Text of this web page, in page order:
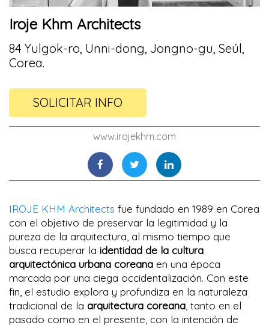
Iroje Khm Architects
84 Yulgok-ro, Unni-dong, Jongno-gu, Seúl,
Corea.
SOLICITAR INFO
www.irojekhm.com
IROJE KHM Architects fue fundado en 1989 en Corea
con el objetivo de preservar la legitimidad y la
pureza de la arquitectura, al mismo tiempo que
busca recuperar la identidad de la cultura
arquitectónica urbana coreana en una época
marcada por una ciega occidentalización. Con este
fin, el estudio explora y profundiza en la naturaleza
tradicional de la arquitectura coreana , tanto en el
pasado como en el presente, con la intención de